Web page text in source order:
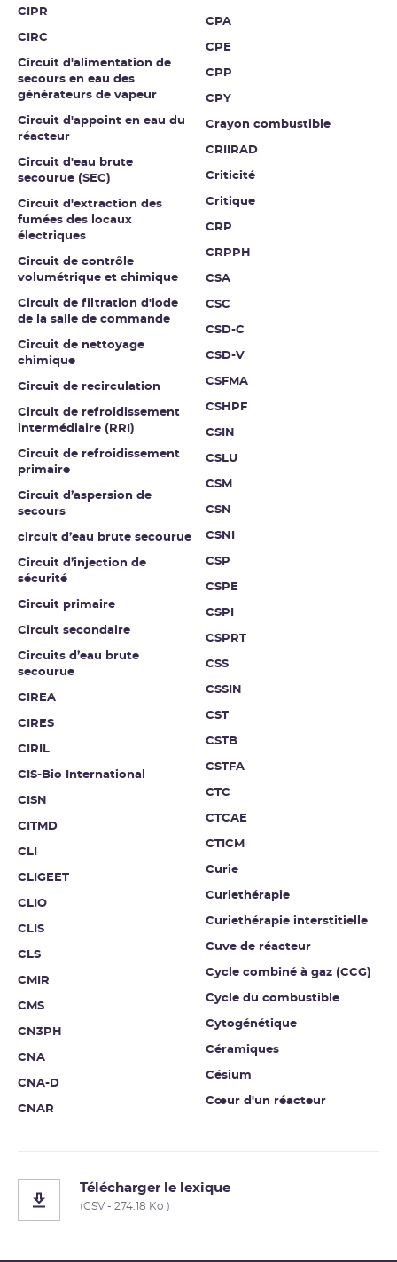
CIPR
CIRC
Circuit d'alimentation de
secours en eau des
générateurs de vapeur
Circuit d'appoint en eau du
réacteur
Circuit d'eau brute
secourue (SEC)
Circuit d'extraction des
fumées des locaux
électriques
Circuit de contrôle
volumétrique et chimique
Circuit de filtration d'iode
de la salle de commande
Circuit de nettoyage
chimique
Circuit de recirculation
Circuit de refroidissement
intermédiaire (RRI)
Circuit de refroidissement
primaire
Circuit d’aspersion de
secours
circuit d’eau brute secourue
Circuit d’injection de
sécurité
Circuit primaire
Circuit secondaire
Circuits d’eau brute
secourue
CIREA
CIRES
CIRIL
CIS-Bio International
CISN
CITMD
CLI
CLIGEET
CLIO
CLIS
CLS
CMIR
CMS
CN3PH
CNA
CNA-D
CNAR
CPA
CPE
CPP
CPY
Crayon combustible
CRIIRAD
Criticité
Critique
CRP
CRPPH
CSA
CSC
CSD-C
CSD-V
CSFMA
CSHPF
CSIN
CSLU
CSM
CSN
CSNI
CSP
CSPE
CSPI
CSPRT
CSS
CSSIN
CST
CSTB
CSTFA
CTC
CTCAE
CTICM
Curie
Curiethérapie
Curiethérapie interstitielle
Cuve de réacteur
Cycle combiné à gaz (CCG)
Cycle du combustible
Cytogénétique
Céramiques
Césium
Cœur d'un réacteur
Télécharger le lexique
(CSV - 274.18 Ko )